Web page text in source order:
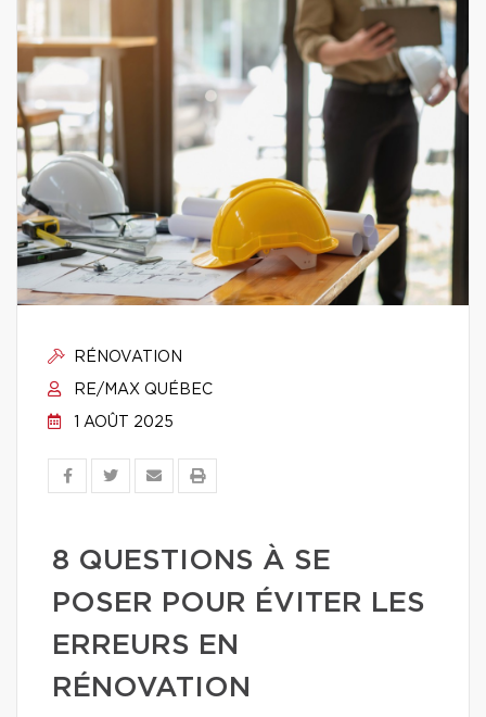
RÉNOVATION
RE/MAX QUÉBEC
1 AOÛT 2025
8 QUESTIONS À SE
POSER POUR ÉVITER LES
ERREURS EN
RÉNOVATION